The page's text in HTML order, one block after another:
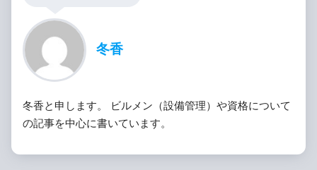
冬香
冬香と申します。 ビルメン（設備管理）や資格について
の記事を中心に書いています。